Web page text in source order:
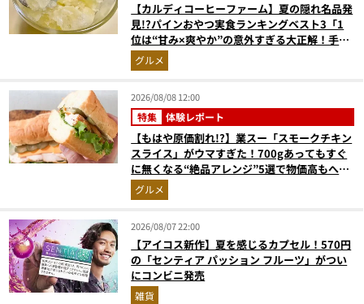
【カルディコーヒーファーム】夏の隠れ名品発
見!?パインおやつ実食ランキングベスト3「1
位は“甘み×爽やか”の意外すぎる大正解！手が
止まらない『かりんとう』」
グルメ
2026/08/08 12:00
特集 体験レポート
【もはや原価割れ!?】業スー「スモークチキン
スライス」がウマすぎた！700gあってもすぐ
に無くなる“絶品アレンジ”5選で物価高もへっ
ちゃら
グルメ
2026/08/07 22:00
【アイコス新作】夏を感じるカプセル！570円
の「センティア パッション フルーツ」がつい
にコンビニ発売
雑貨